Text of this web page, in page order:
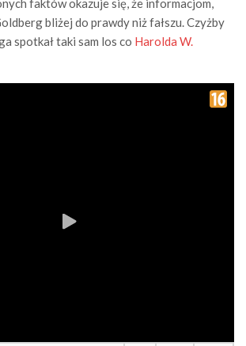
faktów okazuje się, że informacjom,
bliżej do prawdy niż fałszu. Czyżby
spotkał taki sam los co Harolda W.